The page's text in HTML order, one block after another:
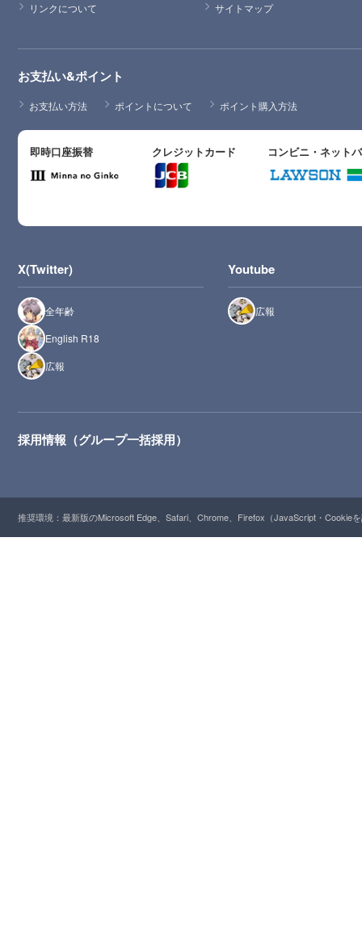
リンクについて
サイトマップ
お支払い&ポイント
お支払い方法 ポイントについて ポイント購入方法
即時口座振替 クレジットカード コンビニ・ネット
X(Twitter)
全年齢
English R18
広報
Youtube
広報
採用情報（グループ一括採用）
推奨環境：最新版のMicrosoft Edge、Safari、Chrome、Firefox（JavaScript・Cookie